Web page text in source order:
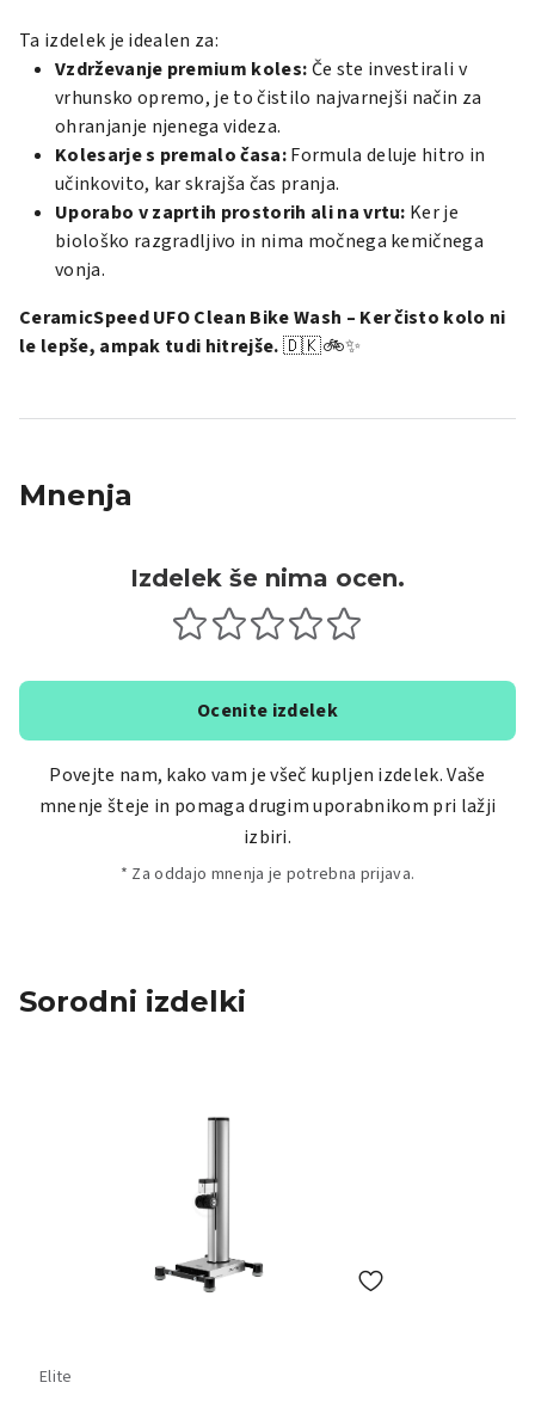
Ta izdelek je idealen za:
Vzdrževanje premium koles:Če ste investirali v
vrhunsko opremo, je to čistilo najvarnejši način za
ohranjanje njenega videza.
Kolesarje s premalo časa:Formula deluje hitro in
učinkovito, kar skrajša čas pranja.
Uporabo v zaprtih prostorih ali na vrtu: Ker je
biološko razgradljivo in nima močnega kemičnega
vonja.
CeramicSpeed UFO Clean Bike Wash – Ker čisto kolo ni
le lepše, ampak tudi hitrejše.🇩🇰🚲✨
Mnenja
Izdelek še nima ocen.
Ocenite izdelek
Povejte nam, kako vam je všeč kupljen izdelek. Vaše
mnenje šteje in pomaga drugim uporabnikom pri lažji
izbiri.
* Za oddajo mnenja je potrebna prijava.
Sorodni izdelki
Elite